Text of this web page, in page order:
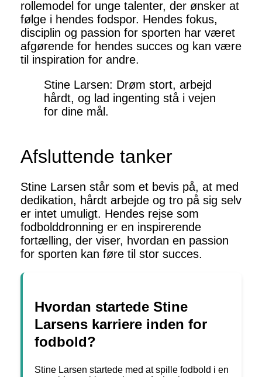
rollemodel for unge talenter, der ønsker at
følge i hendes fodspor. Hendes fokus,
disciplin og passion for sporten har været
afgørende for hendes succes og kan være
til inspiration for andre.
Stine Larsen: Drøm stort, arbejd
hårdt, og lad ingenting stå i vejen
for dine mål.
Afsluttende tanker
Stine Larsen står som et bevis på, at med
dedikation, hårdt arbejde og tro på sig selv
er intet umuligt. Hendes rejse som
fodbolddronning er en inspirerende
fortælling, der viser, hvordan en passion
for sporten kan føre til stor succes.
Hvordan startede Stine
Larsens karriere inden for
fodbold?
Stine Larsen startede med at spille fodbold i en